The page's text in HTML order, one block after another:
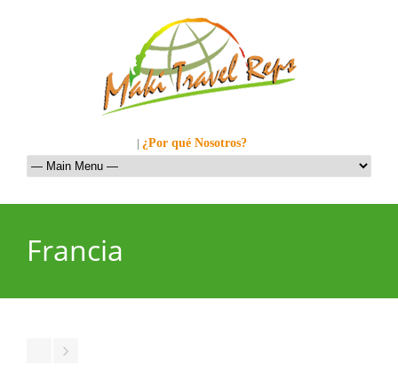
| ¿Por qué Nosotros?
Francia